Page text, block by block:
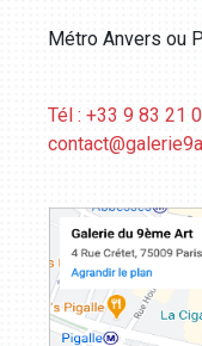
Métro Anvers ou
Tél : +33 9 83 21